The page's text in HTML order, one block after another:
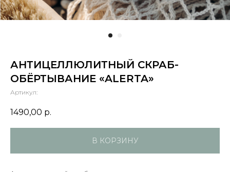
АНТИЦЕЛЛЮЛИТНЫЙ СКРАБ-
ОБЁРТЫВАНИЕ «ALERTA»
Артикул:
1490,00 р.
В КОРЗИНУ